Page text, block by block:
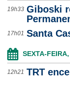
19h33 Giboski
17h01 Santa
SEXTA-
12h21 TRT